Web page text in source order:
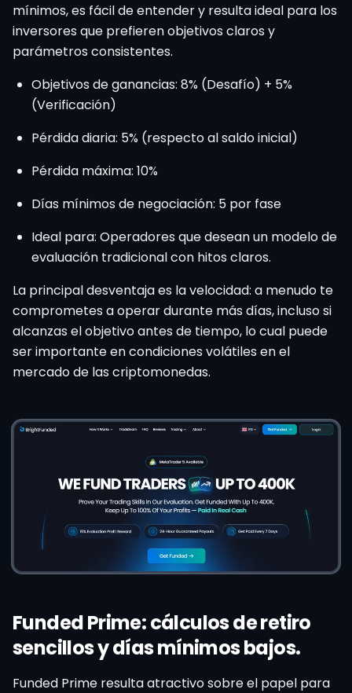
mínimos, es fácil de entender y resulta ideal para los
inversores que prefieren objetivos claros y
parámetros consistentes.
Objetivos de ganancias: 8% (Desafío) + 5%
(Verificación)
Pérdida diaria: 5% (respecto al saldo inicial)
Pérdida máxima: 10%
Días mínimos de negociación: 5 por fase
Ideal para: Operadores que desean un modelo de
evaluación tradicional con hitos claros.
La principal desventaja es la velocidad: a menudo te
comprometes a operar durante más días, incluso si
alcanzas el objetivo antes de tiempo, lo cual puede
ser importante en condiciones volátiles en el
mercado de las criptomonedas.
Funded Prime: cálculos de retiro
sencillos y días mínimos bajos.
Funded Prime resulta atractivo sobre el papel para